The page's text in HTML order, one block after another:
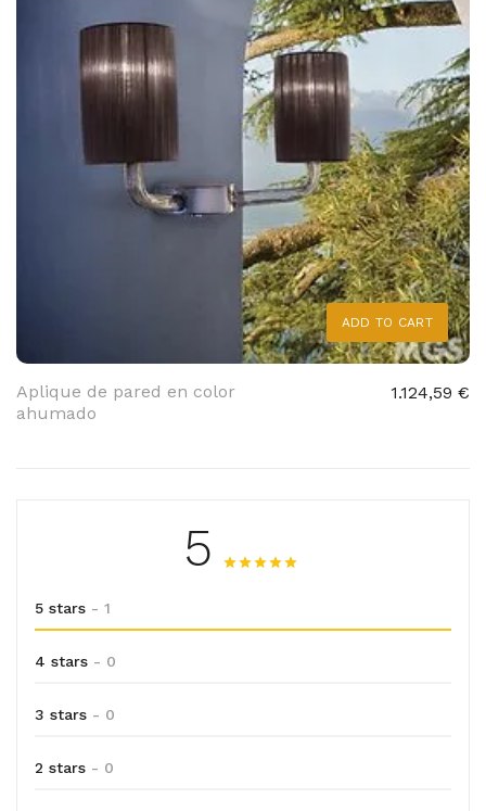
ADD TO CART
Aplique de pared en color
ahumado
1.124,59 €
5
5 stars - 1
4 stars - 0
3 stars - 0
2 stars - 0